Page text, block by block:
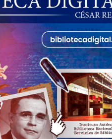
obras de Modesta Bor